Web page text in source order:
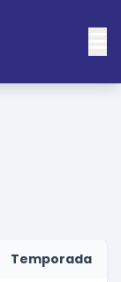
Temporada